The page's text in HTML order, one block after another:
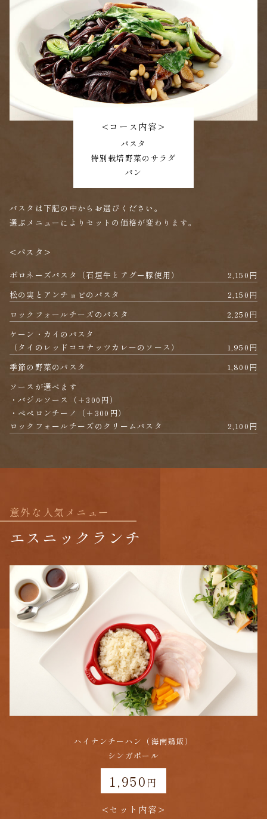
<コース内容>
パスタ
特別栽培野菜のサラダ
パン
パスタは下記の中からお選びください。
選ぶメニューによりセットの価格が変わります。
<パスタ>
ボロネーズパスタ（石垣牛とアグー豚使用）
2,150円
松の実とアンチョビのパスタ
2,150円
ロックフォールチーズのパスタ
2,250円
ケーン・カイのパスタ
（タイのレッドココナッツカレーのソース）
1,950円
季節の野菜のパスタ
1,800円
ソースが選べます
・バジルソース（＋300円）
・ペペロンチーノ（＋300円）
ロックフォールチーズのクリームパスタ
2,100円
意外な人気メニュー
エスニックランチ
ハイナンチーハン（海南鶏飯）
シンガポール
1,950 円
<セット内容>